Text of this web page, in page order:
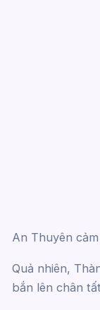
An Thuyên
Quả nhiên,
bắn lên chân